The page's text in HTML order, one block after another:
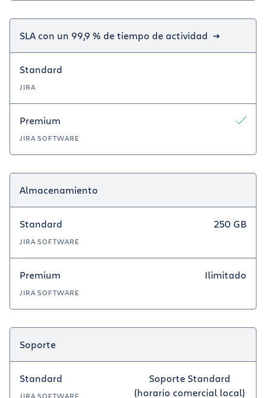
SLA con un 99,9 % de tiempo de actividad
Standard
JIRA
Premium
JIRA SOFTWARE
Almacenamiento
Standard
JIRA SOFTWARE
250 GB
Premium
JIRA SOFTWARE
Ilimitado
Soporte
Standard
JIRA SOFTWARE
Soporte Standard
(horario comercial local)